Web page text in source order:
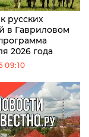
русских
в Гавриловом
2026 года
09:10